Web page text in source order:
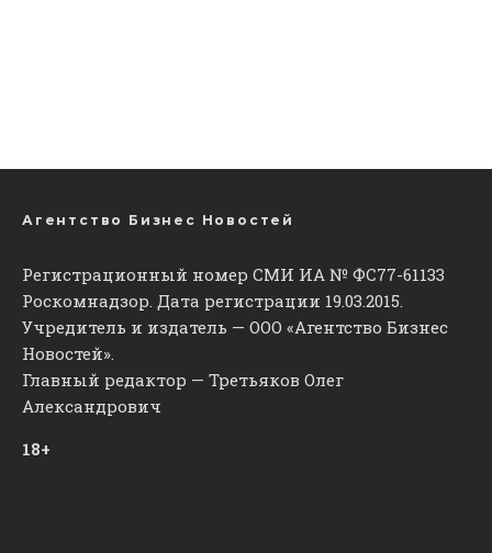
Агентство Бизнес Новостей
Регистрационный номер СМИ ИА № ФС77-61133
Роскомнадзор. Дата регистрации 19.03.2015.
Учредитель и издатель — ООО «Агентство Бизнес
Новостей».
Главный редактор — Третьяков Олег
Александрович
18+